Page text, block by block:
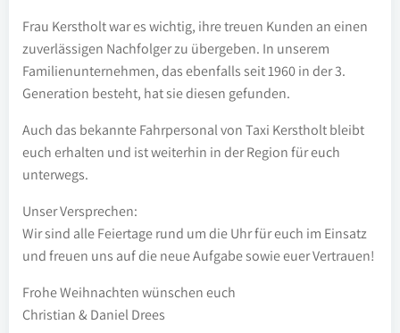
Frau Kerstholt war es wichtig, ihre treuen Kunden an einen
zuverlässigen Nachfolger zu übergeben. In unserem
Familienunternehmen, das ebenfalls seit 1960 in der 3.
Generation besteht, hat sie diesen gefunden.
Auch das bekannte Fahrpersonal von Taxi Kerstholt bleibt
euch erhalten und ist weiterhin in der Region für euch
unterwegs.
Unser Versprechen:
Wir sind alle Feiertage rund um die Uhr für euch im Einsatz
und freuen uns auf die neue Aufgabe sowie euer Vertrauen!
Frohe Weihnachten wünschen euch
Christian & Daniel Drees